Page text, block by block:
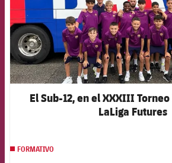
El Sub-12, en el XXXIII
LaLiga Futures
FORMATIVO